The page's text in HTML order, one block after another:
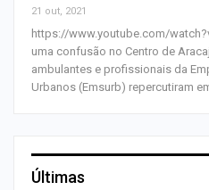
21 out, 2021
https://www.youtube.com/
uma confusão no Centro de
ambulantes e profissionais da
Urbanos (Emsurb) repercutiram
Últimas